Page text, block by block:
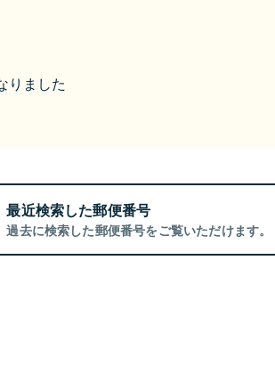
りました
最近検索した郵便番号
過去に検索した郵便番号をご覧いただけます。